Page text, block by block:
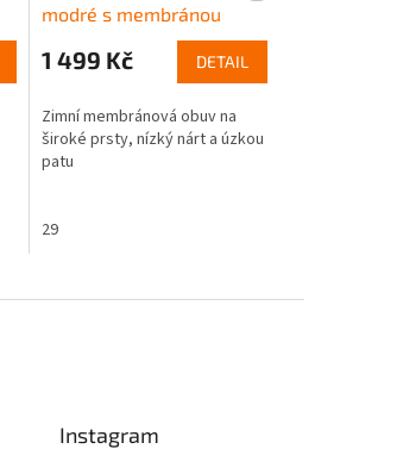
modré s membránou
1 499 Kč DETAIL
Zimní membránová obuv na
široké prsty, nízký nárt a úzkou
patu
29
Instagram